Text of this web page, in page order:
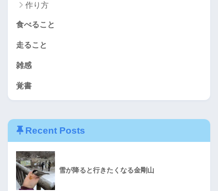
作り方
食べること
走ること
雑感
覚書
Recent Posts
雪が降ると行きたくなる金剛山